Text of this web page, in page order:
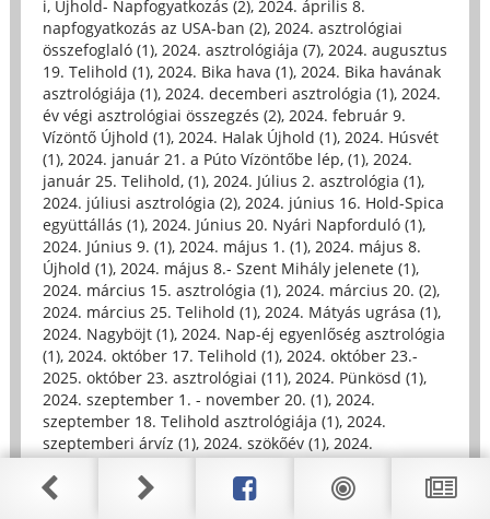
i, Újhold- Napfogyatkozás (2), 2024. április 8.
napfogyatkozás az USA-ban (2), 2024. asztrológiai
összefoglaló (1), 2024. asztrológiája (7), 2024. augusztus
19. Telihold (1), 2024. Bika hava (1), 2024. Bika havának
asztrológiája (1), 2024. decemberi asztrológia (1), 2024.
év végi asztrológiai összegzés (2), 2024. február 9.
Vízöntő Újhold (1), 2024. Halak Újhold (1), 2024. Húsvét
(1), 2024. január 21. a Púto Vízöntőbe lép, (1), 2024.
január 25. Telihold, (1), 2024. Július 2. asztrológia (1),
2024. júliusi asztrológia (2), 2024. június 16. Hold-Spica
együttállás (1), 2024. Június 20. Nyári Napforduló (1),
2024. Június 9. (1), 2024. május 1. (1), 2024. május 8.
Újhold (1), 2024. május 8.- Szent Mihály jelenete (1),
2024. március 15. asztrológia (1), 2024. március 20. (2),
2024. március 25. Telihold (1), 2024. Mátyás ugrása (1),
2024. Nagyböjt (1), 2024. Nap-éj egyenlőség asztrológia
(1), 2024. október 17. Telihold (1), 2024. október 23.-
2025. október 23. asztrológiai (11), 2024. Pünkösd (1),
2024. szeptember 1. - november 20. (1), 2024.
szeptember 18. Telihold asztrológiája (1), 2024.
szeptemberi árvíz (1), 2024. szökőév (1), 2024.
Tusványos asztrológiája (1),2024. Virágvasárnap (1),
2024. Virágvasárnap asztrológiája (1)
2025, májusi